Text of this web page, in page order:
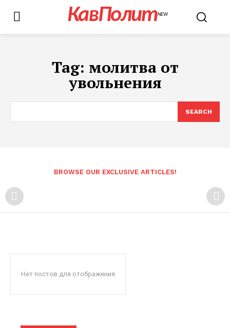
КавПолитNEW
Tag: молитва от
увольнения
SEARCH
BROWSE OUR EXCLUSIVE ARTICLES!
Нет постов для отображения